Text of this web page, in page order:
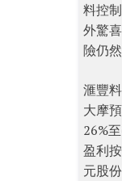
料控
外驚
險仍然
滙豐
大摩
26%
盈利
元股